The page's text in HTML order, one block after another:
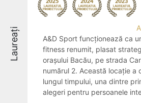
Laureați
A&D Sport funcționează ca
fitness renumit, plasat
orașului Bacău, pe strada
numărul 2. Această locație a
lungul timpului, una dintre
alegeri pentru persoanele